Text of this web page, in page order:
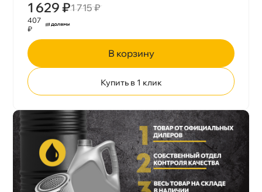
1 629 ₽1 715 ₽
407
₽
корзину
Купить в 1 клик